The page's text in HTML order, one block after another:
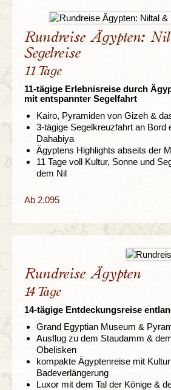
Rundreise Ägypten:
Segelreise
11 Tage
11-tägige Erlebnisreise durch
mit entspannter Segelfahrt
Kairo, Pyramiden von Gizeh &
3-tägige Segelkreuzfahrt an Bord
Dahabiya
Ägyptens Highlights abseits der
11 Tage voll Kultur, Sonne und
dem Nil
Ab 2.095
Rundreise Ägypten
14 Tage
14-tägige Entdeckungsreise
Grand Egyptian Museum &
Ausflug zu dem Staudamm &
Obelisken
kompakte Ägyptenreise mit
Badeverlängerung
Luxor mit dem Tal der Könige &